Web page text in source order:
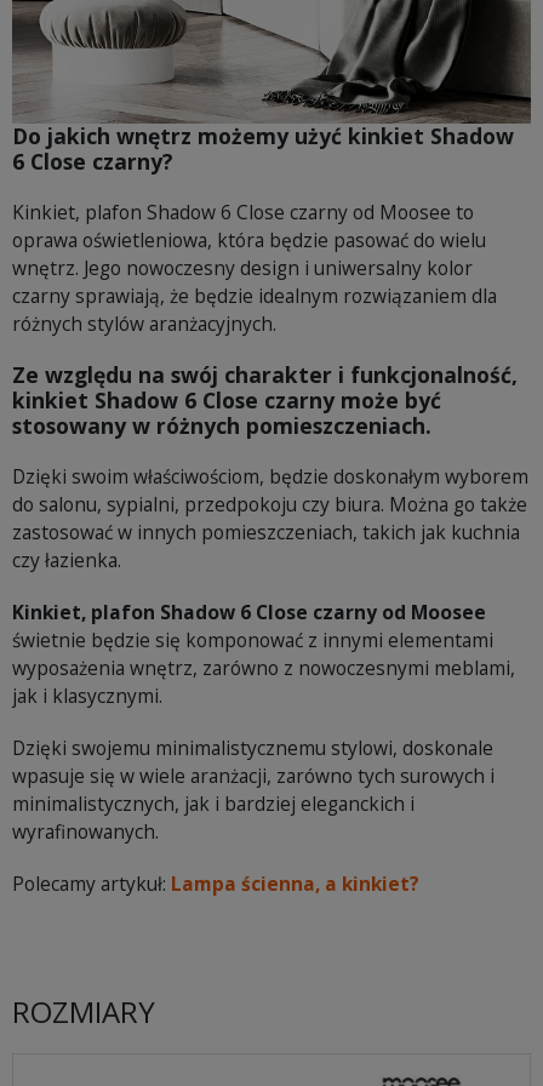
Do jakich wnętrz możemy użyć kinkiet Shadow
6 Close czarny?
Kinkiet, plafon Shadow 6 Close czarny od Moosee to
oprawa oświetleniowa, która będzie pasować do wielu
wnętrz. Jego nowoczesny design i uniwersalny kolor
czarny sprawiają, że będzie idealnym rozwiązaniem dla
różnych stylów aranżacyjnych.
Ze względu na swój charakter i funkcjonalność,
kinkiet Shadow 6 Close czarny może być
stosowany w różnych pomieszczeniach.
Dzięki swoim właściwościom, będzie doskonałym wyborem
do salonu, sypialni, przedpokoju czy biura. Można go także
zastosować w innych pomieszczeniach, takich jak kuchnia
czy łazienka.
Kinkiet, plafon Shadow 6 Close czarny od Moosee
świetnie będzie się komponować z innymi elementami
wyposażenia wnętrz, zarówno z nowoczesnymi meblami,
jak i klasycznymi.
Dzięki swojemu minimalistycznemu stylowi, doskonale
wpasuje się w wiele aranżacji, zarówno tych surowych i
minimalistycznych, jak i bardziej eleganckich i
wyrafinowanych.
Polecamy artykuł: Lampa ścienna, a kinkiet?
ROZMIARY